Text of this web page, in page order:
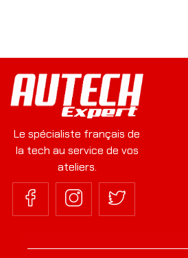
Le spécialiste français de
la tech au service de vos
ateliers.